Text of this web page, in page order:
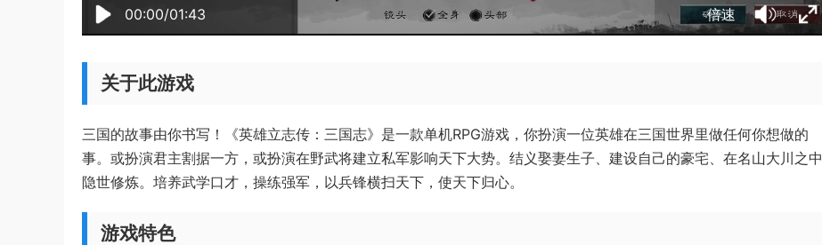
00:00/01:43 倍速
关于此游戏
三国的故事由你书写！《英雄立志传：三国志》是一款单机RPG游戏，你扮演一位英雄在三国世界里做任何你想做的
事。或扮演君主割据一方，或扮演在野武将建立私军影响天下大势。结义娶妻生子、建设自己的豪宅、在名山大川之中
隐世修炼。培养武学口才，操练强军，以兵锋横扫天下，使天下归心。
游戏特色